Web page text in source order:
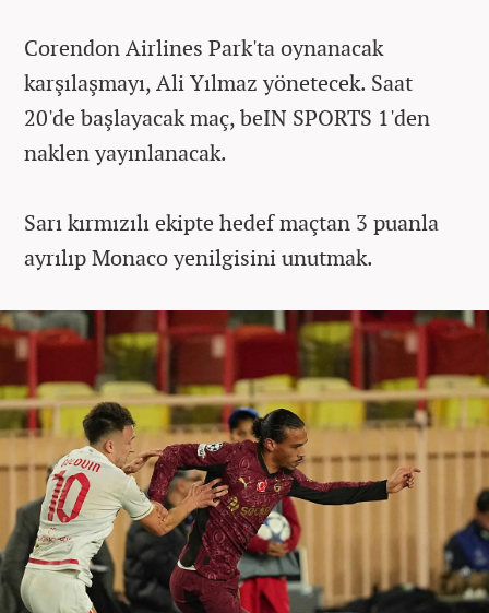
Corendon Airlines Park'ta oynanacak
karşılaşmayı, Ali Yılmaz yönetecek. Saat
20'de başlayacak maç, beIN SPORTS 1'den
naklen yayınlanacak.
Sarı kırmızılı ekipte hedef maçtan 3 puanla
ayrılıp Monaco yenilgisini unutmak.